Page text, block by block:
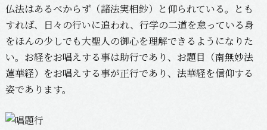
仏法はあるべからず（諸法実相鈔）と仰られている。とも
すれば、日々の行いに追われ、行学の二道を怠っている身
をほんの少しでも大聖人の御心を理解できるようになりた
い。お経をお唱えする事は助行であり、お題目（南無妙法
蓮華経）をお唱えする事が正行であり、法華経を信仰する
姿であります。